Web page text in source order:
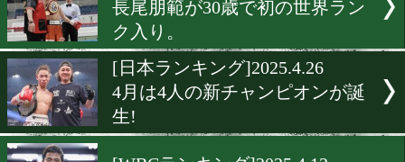
IBFランキング更新! 軽量
きあり
[OPBFランキング]2025.5.2